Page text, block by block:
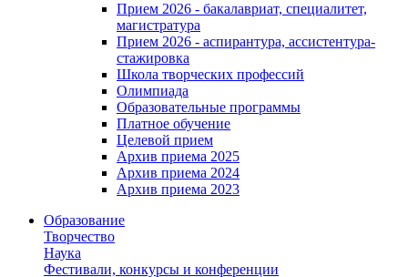
Прием 2026 - бакалавриат, специалитет,
магистратура
Прием 2026 - аспирантура, ассистентура-
стажировка
Школа творческих профессий
Олимпиада
Образовательные программы
Платное обучение
Целевой прием
Архив приема 2025
Архив приема 2024
Архив приема 2023
Образование
Творчество
Наука
Фестивали, конкурсы и конференции